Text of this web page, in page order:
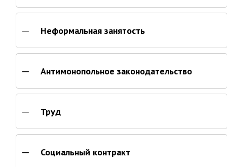
Фотогалерея
города
Старые фотографии нашего
города (продолжение)
Старые фотографии города
Книга «Партизанску 125 лет. Город в
лицах и судьбах.»
Книга "Партизанск. Энергия времени."
Неформальная занятость
Антимонопольное законодательство
Труд
Социальный контракт